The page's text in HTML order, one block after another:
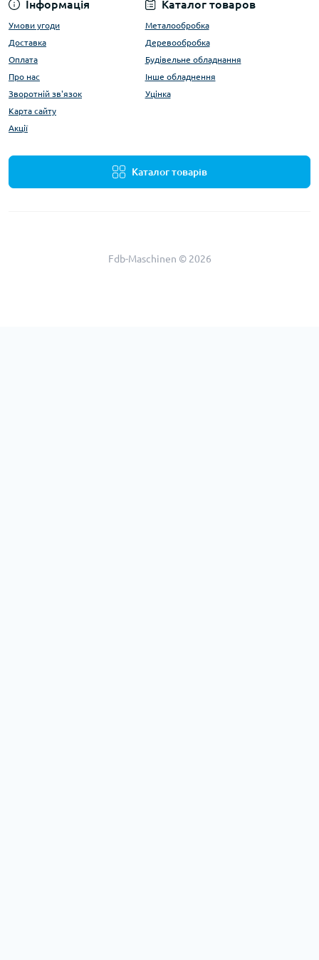
Інформація
Умови угоди
Доставка
Оплата
Про нас
Зворотній зв'язок
Карта сайту
Акції
Каталог товаров
Металообробка
Деревообробка
Будівельне обладнання
Інше обладнення
Уцінка
Каталог товарів
Fdb-Maschinen © 2026